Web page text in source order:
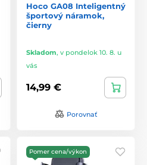
Hoco GA08 Inteligentný
športový náramok,
čierny
Skladom, v pondelok 10. 8. u
vás
14,99 €
Porovnať
Pomer cena/výkon